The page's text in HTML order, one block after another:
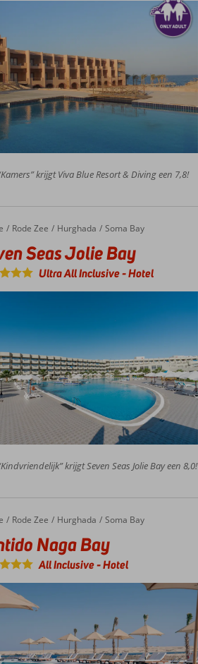
krijgt Viva Blue Resort & Diving een 7,8!
Rode Zee Hurghada Soma Bay
Seas Jolie Bay
Ultra All Inclusive-Hotel
krijgt Seven Seas Jolie Bay een 8,0!
Rode Zee Hurghada Soma Bay
Naga Bay
All Inclusive-Hotel